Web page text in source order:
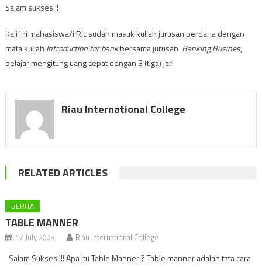
Salam sukses !!
Kali ini mahasiswa/i Ric sudah masuk kuliah jurusan perdana dengan
mata kuliah Introduction for bankbersama jurusan Banking Busines,
belajar mengitung uang cepat dengan 3 (tiga) jari
Riau International College
RELATED ARTICLES
BERITA
TABLE MANNER
17 July 2023 Riau International College
Salam Sukses !!! Apa Itu Table Manner ? Table manner adalah tata cara